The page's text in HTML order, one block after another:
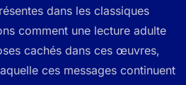
dans les classiques
comment une lecture adulte
cachés dans ces œuvres,
ces messages continuent